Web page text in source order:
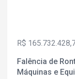
R$
Falência de
Máquinas e